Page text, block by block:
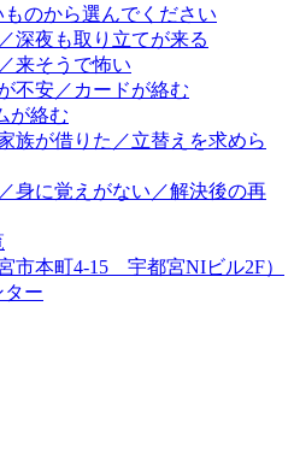
のから選んでください
深夜も取り立てが来る
来そうで怖い
不安／カードが絡む
が絡む
族が借りた／立替えを求めら
身に覚えがない／解決後の再
市本町4-15 宇都宮NIビル2F）
ー